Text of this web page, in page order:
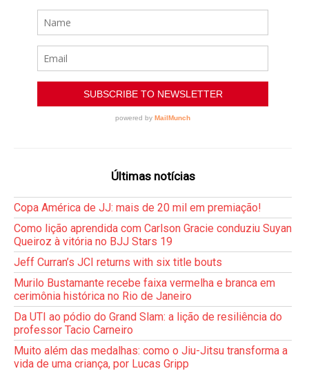
Últimas notícias
Copa América de JJ: mais de 20 mil em premiação!
Como lição aprendida com Carlson Gracie conduziu Suyan
Queiroz à vitória no BJJ Stars 19
Jeff Curran’s JCI returns with six title bouts
Murilo Bustamante recebe faixa vermelha e branca em
cerimônia histórica no Rio de Janeiro
Da UTI ao pódio do Grand Slam: a lição de resiliência do
professor Tacio Carneiro
Muito além das medalhas: como o Jiu-Jitsu transforma a
vida de uma criança, por Lucas Gripp